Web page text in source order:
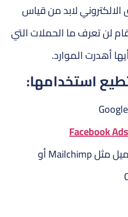
لابد من قياس
لن تعرف ما الحملات التي
أهدرت الموارد.
استخدامها:
Facebook
أدوات الإيميل مثل Mailchimp أو